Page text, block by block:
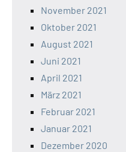
November 2021
Oktober 2021
August 2021
Juni 2021
April 2021
März 2021
Februar 2021
Januar 2021
Dezember 2020